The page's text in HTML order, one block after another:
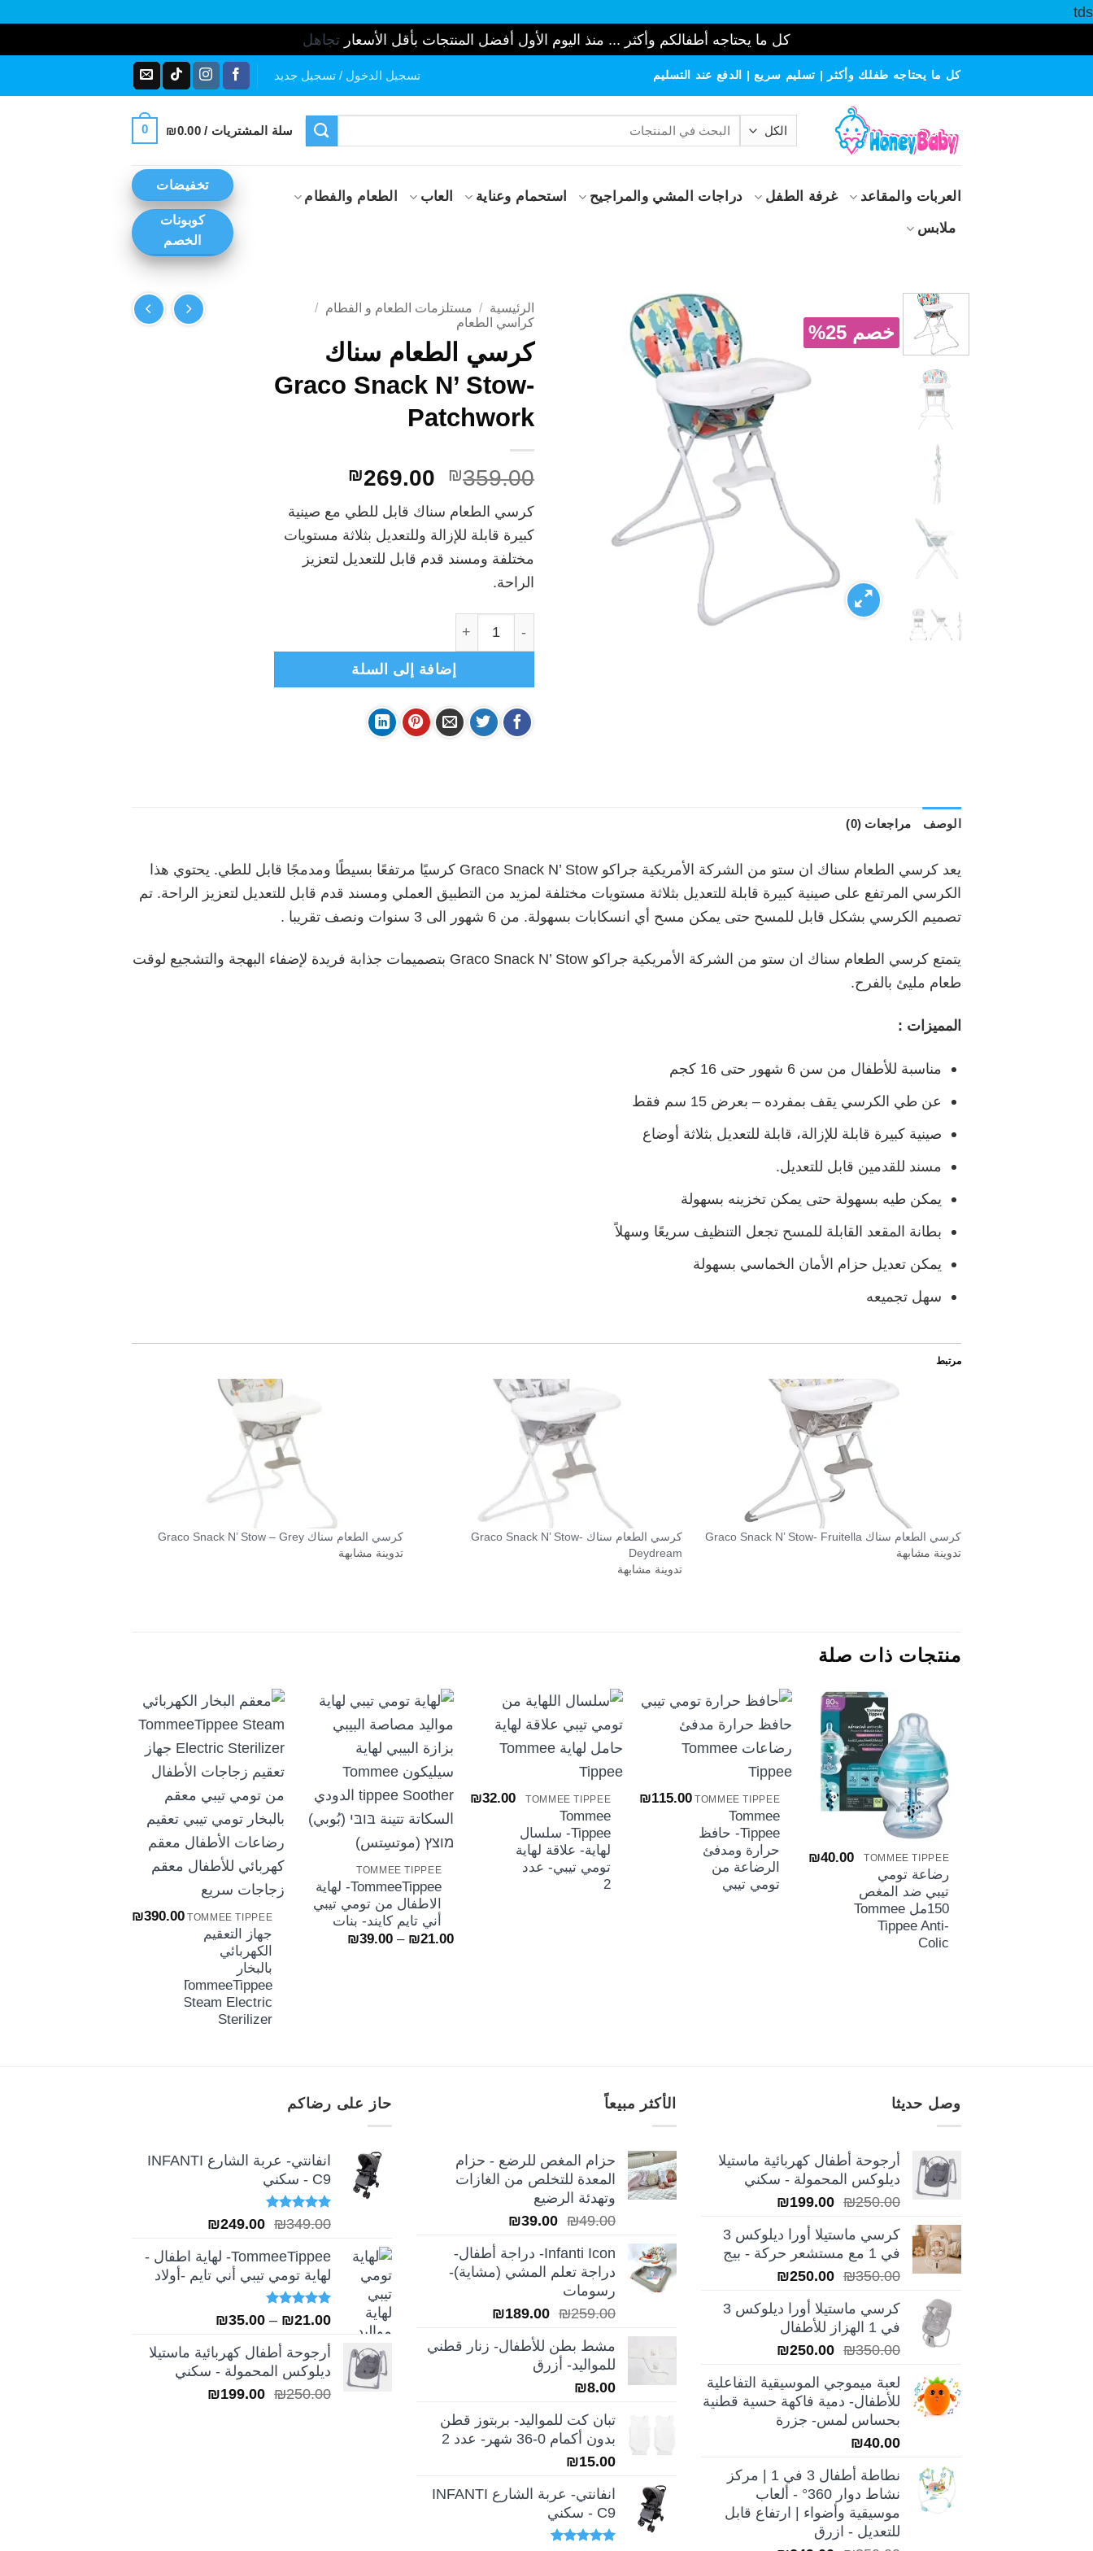
tds
كل ما يحتاجه أطفالكم وأكثر ... منذ اليوم الأول أفضل المنتجات بأقل الأسعار تجاهل
كل ما يحتاجه طفلك وأكثر | تسليم سريع | الدفع عند التسليم تسجيل الدخول / تسجيل جديد
البحث
سلة المشتريات / ₪0.00
0
العربات والمقاعد غرفة الطفل دراجات المشي والمراجيح استحمام وعناية العاب الطعام والفطام
ملابس
تخفيضات
كوبونات
الخصم
خصم 25%
الرئيسية / مستلزمات الطعام و الفطام /
كراسي الطعام
كرسي الطعام سناك
Graco Snack N’ Stow-
Patchwork
₪359.00
السعر
الأصلي
هو:
₪359.00.
₪269.00
هو:
₪269.00.
كرسي الطعام سناك قابل للطي مع صينية
كبيرة قابلة للإزالة وللتعديل بثلاثة مستويات
مختلفة ومسند قدم قابل للتعديل لتعزيز
الراحة.
إضافة إلى السلة
الوصف مراجعات (0)
يعد كرسي الطعام سناك ان ستو من الشركة الأمريكية جراكو Graco Snack N’ Stow كرسيًا مرتفعًا بسيطًا ومدمجًا قابل للطي. يحتوي هذا
الكرسي المرتفع على صينية كبيرة قابلة للتعديل بثلاثة مستويات مختلفة لمزيد من التطبيق العملي ومسند قدم قابل للتعديل لتعزيز الراحة. تم
تصميم الكرسي بشكل قابل للمسح حتى يمكن مسح أي انسكابات بسهولة. من 6 شهور الى 3 سنوات ونصف تقريبا .
يتمتع كرسي الطعام سناك ان ستو من الشركة الأمريكية جراكو Graco Snack N’ Stow بتصميمات جذابة فريدة لإضفاء البهجة والتشجيع لوقت
طعام مليئ بالفرح.
المميزات :
مناسبة للأطفال من سن 6 شهور حتى 16 كجم
عن طي الكرسي يقف بمفرده – بعرض 15 سم فقط
صينية كبيرة قابلة للإزالة، قابلة للتعديل بثلاثة أوضاع
مسند للقدمين قابل للتعديل.
يمكن طيه بسهولة حتى يمكن تخزينه بسهولة
بطانة المقعد القابلة للمسح تجعل التنظيف سريعًا وسهلاً
يمكن تعديل حزام الأمان الخماسي بسهولة
سهل تجميعه
مرتبط
كرسي الطعام سناك Graco Snack N’ Stow- Fruitella
تدوينة مشابهة
كرسي الطعام سناك Graco Snack N’ Stow-
Deydream
تدوينة مشابهة
كرسي الطعام سناك Graco Snack N’ Stow – Grey
تدوينة مشابهة
منتجات ذات صلة
TOMMEE TIPPEE
رضاعة تومي
تيبي ضد المغص
150مل Tommee
Tippee Anti-
Colic
₪40.00
TOMMEE TIPPEE
Tommee
Tippee- حافظ
حرارة ومدفئ
الرضاعة من
تومي تيبي
₪115.00
TOMMEE TIPPEE
Tommee
Tippee- سلسال
لهاية- علاقة لهاية
تومي تيبي- عدد
2
₪32.00
TOMMEE TIPPEE
TommeeTippee- لهاية
الاطفال من تومي تيبي
أني تايم كايند- بنات
₪21.00
–
₪39.00
نطاق
TOMMEE TIPPEE
جهاز التعقيم
الكهربائي
بالبخار
TommeeTippee
Steam Electric
Sterilizer
₪390.00
وصل حديثا
أرجوحة أطفال كهربائية ماستيلا
ديلوكس المحمولة - سكني
₪250.00
السعر
هو:
₪250.00.
₪199.00
السعر
هو:
₪199.00.
كرسي ماستيلا أورا ديلوكس 3
في 1 مع مستشعر حركة - بيج
₪350.00
السعر
هو:
₪350.00.
₪250.00
السعر
هو:
كرسي ماستيلا أورا ديلوكس 3
في 1 الهزاز للأطفال
₪350.00
السعر
هو:
₪350.00.
₪250.00
السعر
هو:
₪250.00.
لعبة ميموجي الموسيقية التفاعلية
للأطفال- دمية فاكهة حسية قطنية
بحساس لمس- جزرة
₪40.00
نطاطة أطفال 3 في 1 | مركز
نشاط دوار 360° - ألعاب
موسيقية وأضواء | ارتفاع قابل
للتعديل - ازرق
الأكثر مبيعاً
حزام المغص للرضع - حزام
المعدة للتخلص من الغازات
وتهدئة الرضيع
₪49.00
السعر
هو:
₪49.00.
₪39.00
السعر
هو:
₪39.00.
Infanti Icon- دراجة أطفال-
دراجة تعلم المشي (مشاية)-
رسومات
₪259.00
السعر
هو:
₪259.00.
₪189.00
السعر
هو:
مشط بطن للأطفال- زنار قطني
للمواليد- أزرق
₪8.00
تبان كت للمواليد- بربتوز قطن
بدون أكمام 0-36 شهر- عدد 2
₪15.00
انفانتي- عربة الشارع INFANTI
C9 - سكني
حاز على رضاكم
انفانتي- عربة الشارع INFANTI
C9 - سكني
تم التقييم
₪349.00
السعر
هو:
₪349.00.
₪249.00
السعر
هو:
₪249.00.
TommeeTippee- لهاية اطفال -
لهاية تومي تيبي أني تايم -أولاد
تم التقييم
₪21.00
–
₪35.00
من
خلال
أرجوحة أطفال كهربائية ماستيلا
ديلوكس المحمولة - سكني
₪250.00
السعر ₪199.00
السعر